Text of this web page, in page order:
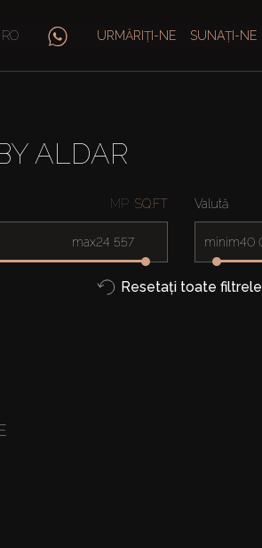
RO URMĂRIȚI-NE SUNAȚI-NE
ALDAR
MP SQ.FT
max
Valută
minim
Resetați toate filtrele